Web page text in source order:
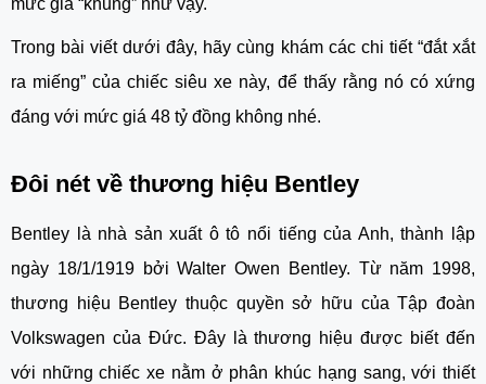
mức giá “khủng” như vậy.
Trong bài viết dưới đây, hãy cùng khám các chi tiết “đắt xắt
ra miếng” của chiếc siêu xe này, để thấy rằng nó có xứng
đáng với mức giá 48 tỷ đồng không nhé.
Đôi nét về thương hiệu Bentley
Bentley là nhà sản xuất ô tô nổi tiếng của Anh, thành lập
ngày 18/1/1919 bởi Walter Owen Bentley. Từ năm 1998,
thương hiệu Bentley thuộc quyền sở hữu của Tập đoàn
Volkswagen của Đức. Đây là thương hiệu được biết đến
với những chiếc xe nằm ở phân khúc hạng sang, với thiết